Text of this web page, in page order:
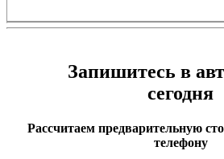
Запишитесь в
сегодня
Рассчитаем предварительную
телефону